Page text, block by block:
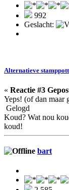
992
Geslacht:
Alternatieve
« Reactie #3
Yeps! (of dan maar
Gelogd
Koud? Wat nou
koud!
bart